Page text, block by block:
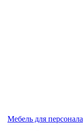
Мебель для персонала